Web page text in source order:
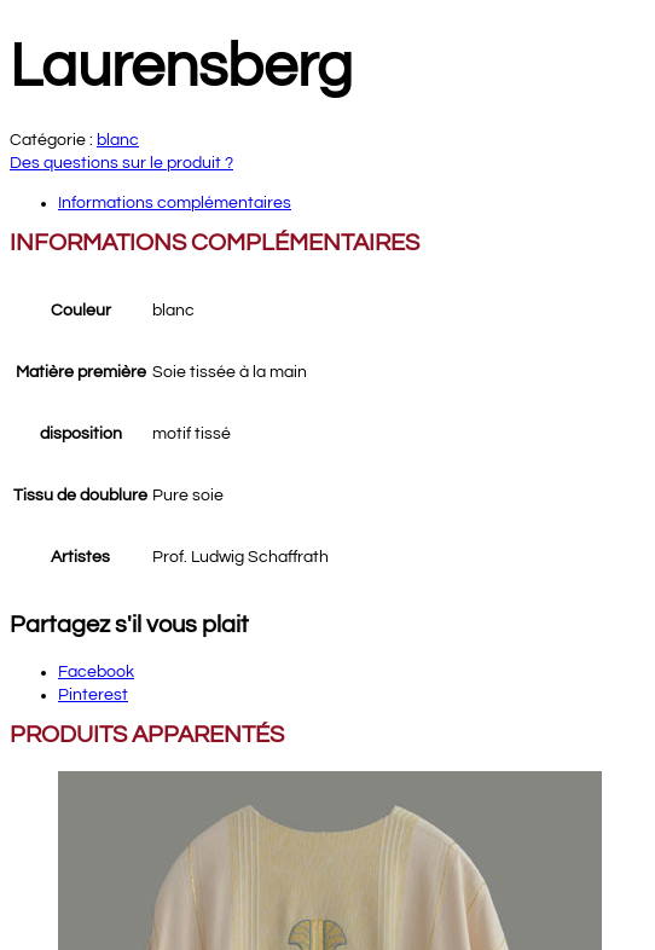
Laurensberg
Catégorie : blanc
Des questions sur le produit ?
Informations complémentaires
INFORMATIONS COMPLÉMENTAIRES
Couleur blanc
Matière première Soie tissée à la main
disposition motif tissé
Tissu de doublure Pure soie
Artistes Prof. Ludwig Schaffrath
Partagez s'il vous plait
Facebook
Pinterest
PRODUITS APPARENTÉS